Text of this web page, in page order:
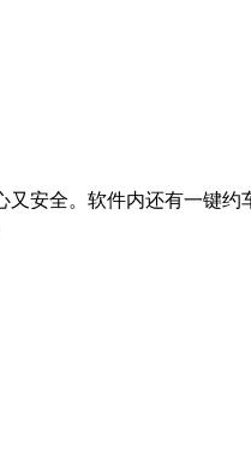
安全。软件内还有一键